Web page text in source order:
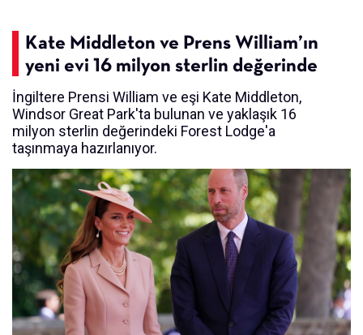
Kate Middleton ve Prens William’ın
yeni evi 16 milyon sterlin değerinde
İngiltere Prensi William ve eşi Kate Middleton,
Windsor Great Park'ta bulunan ve yaklaşık 16
milyon sterlin değerindeki Forest Lodge'a
taşınmaya hazırlanıyor.